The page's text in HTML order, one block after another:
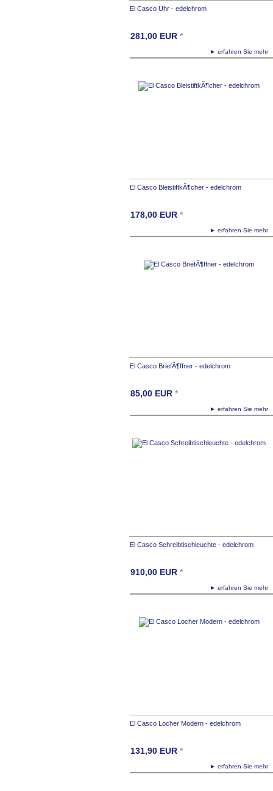
El Casco Uhr - edelchrom
► erfahren Sie
281,00 EUR *
El Casco BleistiftkÃ¶cher - edelchrom
► erfahren Sie
178,00 EUR *
El Casco BriefÃ¶ffner - edelchrom
► erfahren Sie
85,00 EUR *
El Casco Schreibtischleuchte - edelchrom
► erfahren Sie
910,00 EUR *
El Casco Locher Modern - edelchrom
► erfahren Sie
131,90 EUR *